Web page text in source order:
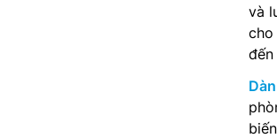
và
cho